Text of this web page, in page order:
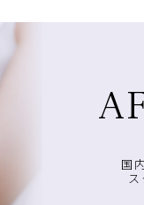
国